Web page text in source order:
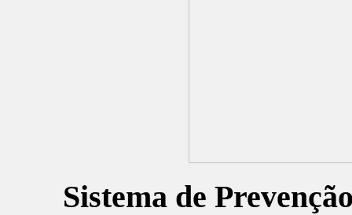
Sistema de